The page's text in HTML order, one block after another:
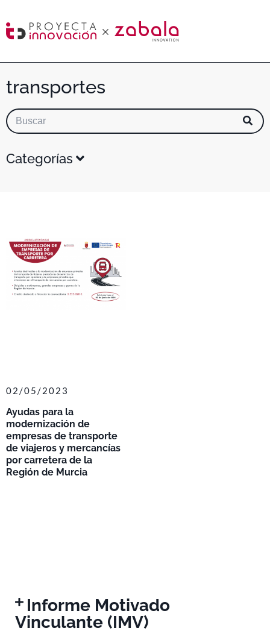
transportes
Categorías
Ayudas para la
modernización de
empresas de transporte
de viajeros y mercancías
por carretera de la
Región de Murcia
02/05/2023
Informe Motivado
Vinculante (IMV)